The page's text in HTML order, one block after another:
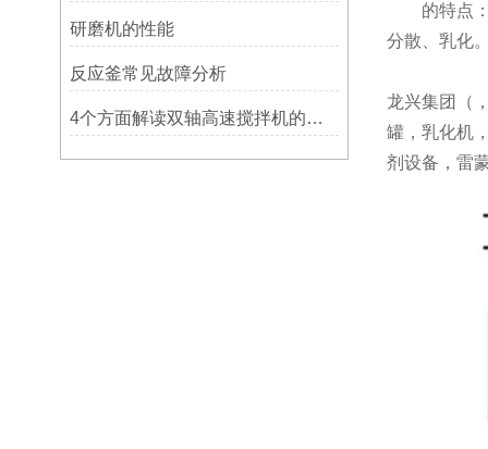
研磨机的性能
反应釜常见故障分析
4个方面解读双轴高速搅拌机的结构和性能
的特点
分散、乳化
龙兴集团（
罐，乳化机
剂设备，雷